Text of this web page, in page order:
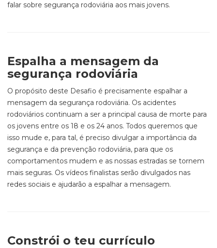
falar sobre segurança rodoviária aos mais jovens.
Espalha a mensagem da
segurança rodoviária
O propósito deste Desafio é precisamente espalhar a
mensagem da segurança rodoviária. Os acidentes
rodoviários continuam a ser a principal causa de morte para
os jovens entre os 18 e os 24 anos. Todos queremos que
isso mude e, para tal, é preciso divulgar a importância da
segurança e da prevenção rodoviária, para que os
comportamentos mudem e as nossas estradas se tornem
mais seguras. Os vídeos finalistas serão divulgados nas
redes sociais e ajudarão a espalhar a mensagem.
Constrói o teu currículo